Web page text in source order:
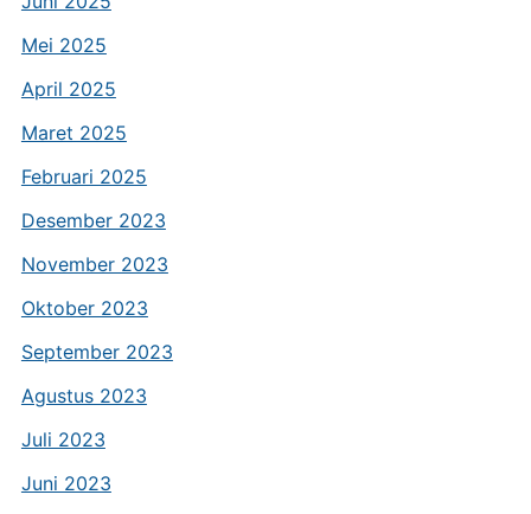
Mei 2025
April 2025
Maret 2025
Februari 2025
Desember 2023
November 2023
Oktober 2023
September 2023
Agustus 2023
Juli 2023
Juni 2023